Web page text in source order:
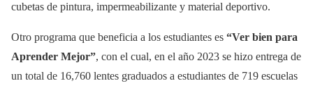
cubetas de pintura, impermeabilizante y material deportivo.
Otro programa que beneficia a los estudiantes es “Ver bien para
Aprender Mejor”, con el cual, en el año 2023 se hizo entrega de
un total de 16,760 lentes graduados a estudiantes de 719 escuelas